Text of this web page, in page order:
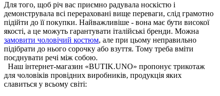
Для того, щоб річ вас приємно радувала носкістю і
демонструвала всі перераховані вище переваги, слід грамотно
підійти до її покупки. Найважливіше - вона має бути високої
якості, а це можуть гарантувати італійські бренди. Можна
замовити чоловічий костюм, але при цьому неправильно
підібрати до нього сорочку або взуття. Тому треба вміти
поєднувати речі між собою.
Наш інтернет-магазин «BUTIK.UNO» пропонує трикотаж
для чоловіків провідних виробників, продукція яких
славиться у всьому світі: